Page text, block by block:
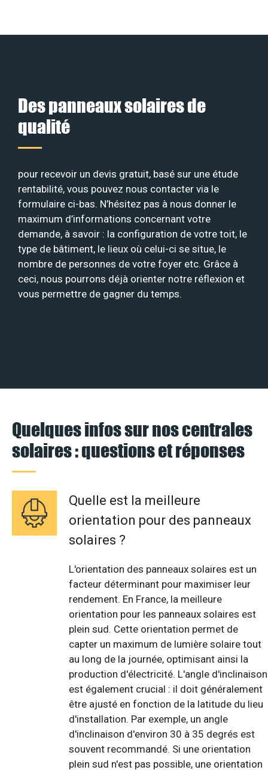
Des panneaux solaires de
qualité
pour recevoir un devis gratuit, basé sur une étude
rentabilité, vous pouvez nous contacter via le
formulaire ci-bas. N’hésitez pas à nous donner le
maximum d’informations concernant votre
demande, à savoir : la configuration de votre toit, le
type de bâtiment, le lieux où celui-ci se situe, le
nombre de personnes de votre foyer etc. Grâce à
ceci, nous pourrons déjà orienter notre réflexion et
vous permettre de gagner du temps.
Quelques infos sur nos centrales
solaires : questions et réponses
Quelle est la meilleure
orientation pour des panneaux
solaires ?
L'orientation des panneaux solaires est un
facteur déterminant pour maximiser leur
rendement. En France, la meilleure
orientation pour les panneaux solaires est
plein sud. Cette orientation permet de
capter un maximum de lumière solaire tout
au long de la journée, optimisant ainsi la
production d'électricité. L'angle d'inclinaison
est également crucial : il doit généralement
être ajusté en fonction de la latitude du lieu
d'installation. Par exemple, un angle
d'inclinaison d'environ 30 à 35 degrés est
souvent recommandé. Si une orientation
plein sud n'est pas possible, une orientation